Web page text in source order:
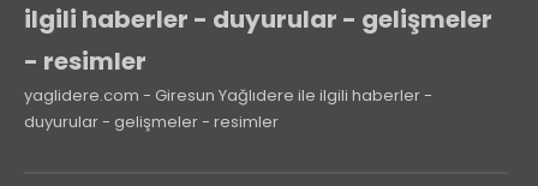
ilgili haberler - duyurular - gelişmeler
- resimler
yaglidere.com - Giresun Yağlıdere ile ilgili haberler -
duyurular - gelişmeler - resimler